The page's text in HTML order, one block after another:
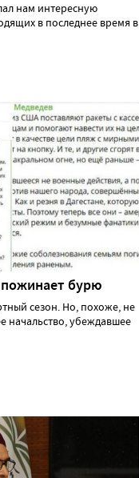
нам интересную
в последнее время в
бурю
сезон. Но, похоже, не
начальство, убеждавшее